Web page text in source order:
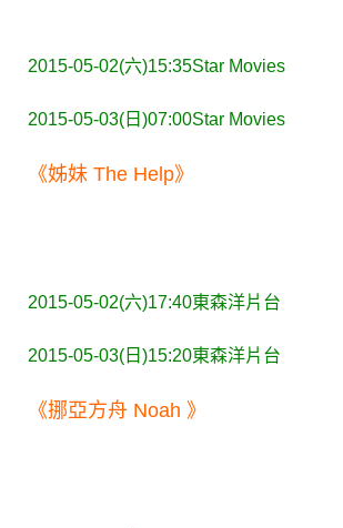
2015-05-02(六)15:35Star Movies
2015-05-03(日)07:00Star Movies
《姊妹 The Help》
2015-05-02(六)17:40東森洋片台
2015-05-03(日)15:20東森洋片台
《挪亞方舟 Noah 》